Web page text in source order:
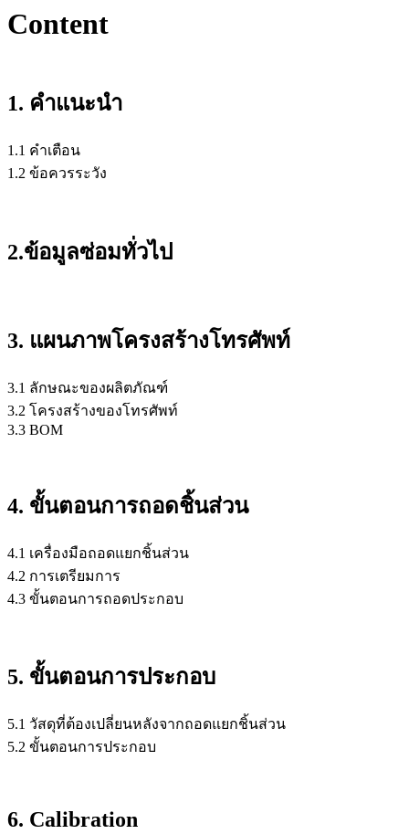
Content
1. คำแนะนำ
1.1 คำเตือน
1.2 ข้อควรระวัง
2.ข้อมูลซ่อมทั่วไป
3. แผนภาพโครงสร้างโทรศัพท์
3.1 ลักษณะของผลิตภัณฑ์
3.2 โครงสร้างของโทรศัพท์
3.3 BOM
4. ขั้นตอนการถอดชิ้นส่วน
4.1 เครื่องมือถอดแยกชิ้นส่วน
4.2 การเตรียมการ
4.3 ขั้นตอนการถอดประกอบ
5. ขั้นตอนการประกอบ
5.1 วัสดุที่ต้องเปลี่ยนหลังจากถอดแยกชิ้นส่วน
5.2 ขั้นตอนการประกอบ
6. Calibration